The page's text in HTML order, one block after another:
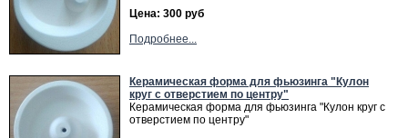
Цена: 300 руб
Подробнее...
Керамическая форма для фьюзинга "Кулон
круг с отверстием по центру"
Керамическая форма для фьюзинга "Кулон круг с
отверстием по центру"